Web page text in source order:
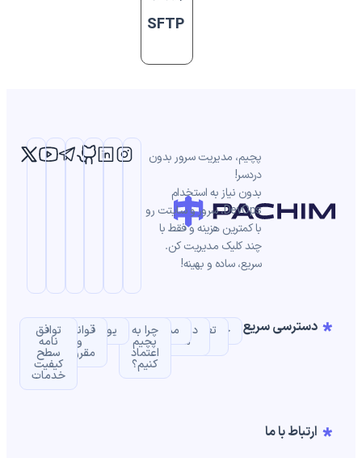
SFTP
پچیم، مدیریت سرور بدون
دردسر!
بدون نیاز به استخدام
DevOps، سرور و سایتت رو
با کمترین هزینه و فقط با
چند کلیک مدیریت کن.
سریع، ساده و بهینه!
دسترسی سریع خانهتعرفهدرباره
ما
مستندات
چرا به
پچیم
اعتماد
کنیم؟
یوزکیس‌ها
قوانین
و
مقررات
توافق‌
نامه
سطح
کیفیت
خدمات
ارتباط با ما